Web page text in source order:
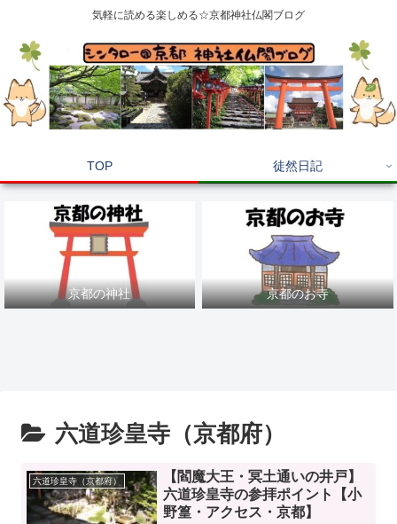
気軽に読める楽しめる☆京都神社仏閣ブログ
TOP 徒然日記
京都の神社 京都のお寺
六道珍皇寺（京都府）
六道珍皇寺（京都府）
【閻魔大王・冥土通いの井戸】
六道珍皇寺の参拝ポイント【小
野篁・アクセス・京都】